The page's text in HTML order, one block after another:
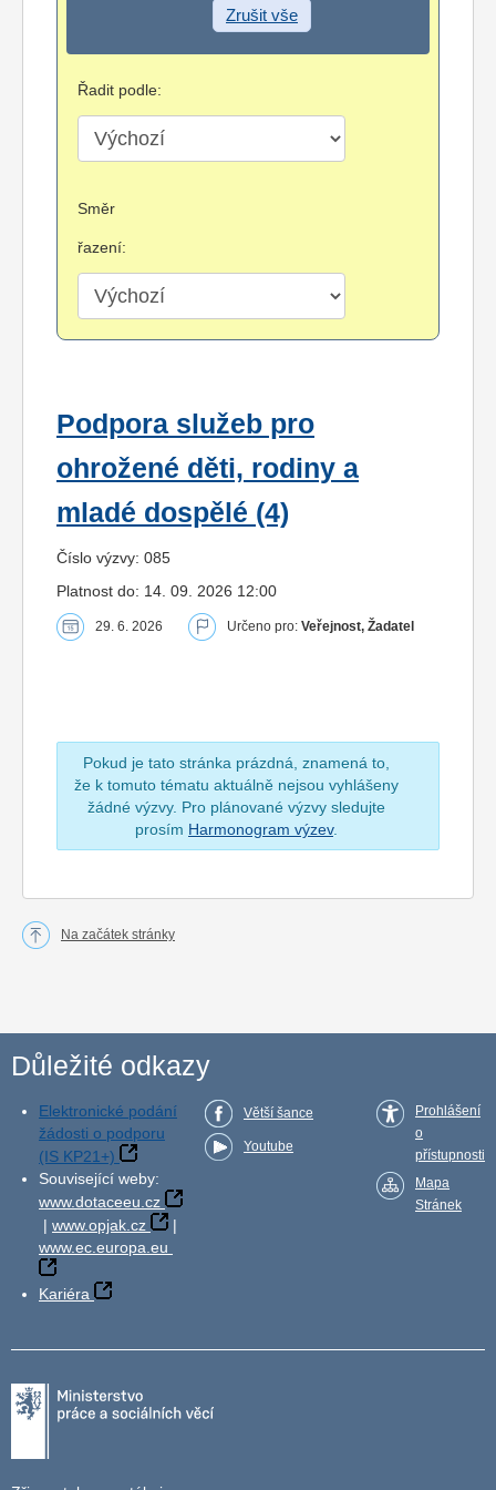
Zrušit vše
Řadit podle:
Směr
řazení:
Podpora služeb pro
ohrožené děti, rodiny a
mladé dospělé (4)
Číslo výzvy: 085
Platnost do: 14. 09. 2026 12:00
29. 6. 2026 Určeno pro: Veřejnost, Žadatel
Pokud je tato stránka prázdná, znamená to,
že k tomuto tématu aktuálně nejsou vyhlášeny
žádné výzvy. Pro plánované výzvy sledujte
prosím Harmonogram výzev.
Na začátek stránky
Důležité odkazy
Elektronické podání
žádosti o podporu
(IS KP21+)
Související weby:
www.dotaceeu.cz
| www.opjak.cz
|
www.ec.europa.eu
Kariéra
Větší šance
Youtube
Prohlášení
o
přístupnosti
Mapa
Stránek